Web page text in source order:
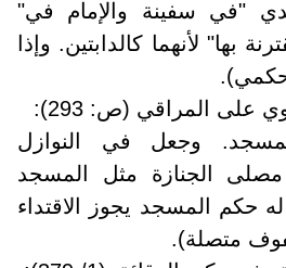
"في سفينة والإمام في"
بها" لأنهما كالدابتين. وإذا
المراقي (ص: 293):
وجعل في النوازل
مصلى الجنازة مثل المسجد
حكم المسجد يجوز الاقتداء
متصلة).